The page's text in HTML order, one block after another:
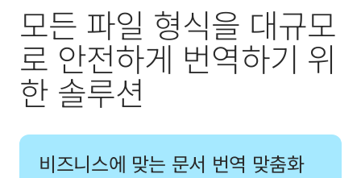
모든 파일 형식을 대규모
로 안전하게 번역하기 위
한 솔루션
비즈니스에 맞는 문서 번역 맞춤화